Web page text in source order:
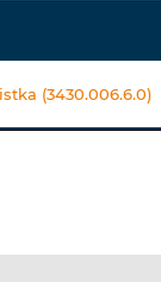
(3430.006.6.0)